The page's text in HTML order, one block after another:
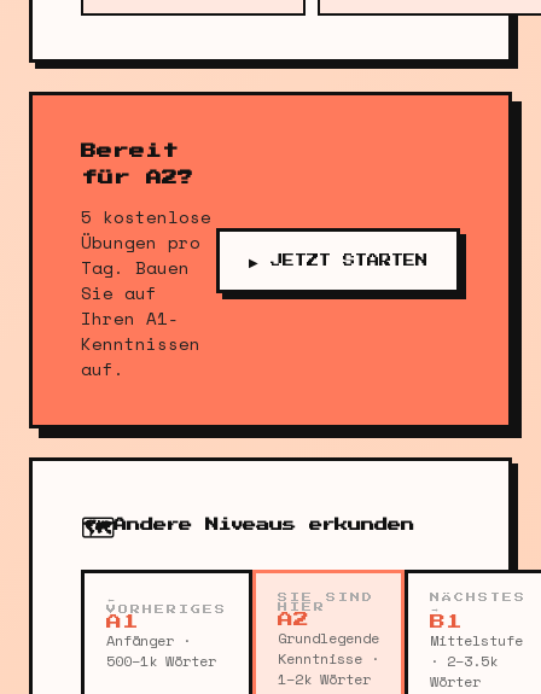
Bereit
für A2?
5 kostenlose
Übungen pro
Tag. Bauen
Sie auf
Ihren A1-
Kenntnissen
auf.
▶ JETZT STARTEN
🗺️Andere Niveaus erkunden
←
VORHERIGES
A1
Anfänger ·
500–1k Wörter
SIE SIND
HIER
A2
Grundlegende
Kenntnisse ·
1–2k Wörter
NÄCHSTES
→
B1
Mittelstufe
· 2–3.5k
Wörter